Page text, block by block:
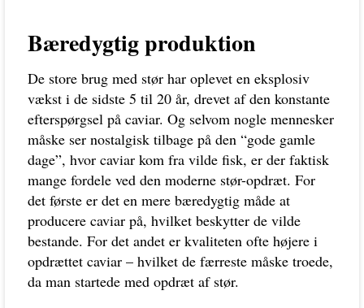
Bæredygtig produktion
De store brug med stør har oplevet en eksplosiv
vækst i de sidste 5 til 20 år, drevet af den konstante
efterspørgsel på caviar. Og selvom nogle mennesker
måske ser nostalgisk tilbage på den “gode gamle
dage”, hvor caviar kom fra vilde fisk, er der faktisk
mange fordele ved den moderne stør-opdræt. For
det første er det en mere bæredygtig måde at
producere caviar på, hvilket beskytter de vilde
bestande. For det andet er kvaliteten ofte højere i
opdrættet caviar – hvilket de færreste måske troede,
da man startede med opdræt af stør.